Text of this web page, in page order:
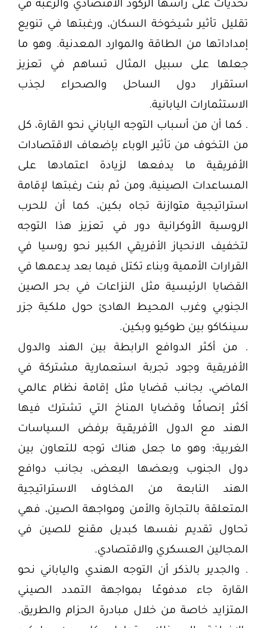
تحديات على رأسها الركود الاقتصادي والرغبة في
تقليل تأثير شيخوخة السكان، ورغبتها في تنويع
إمداداتها من الطاقة والموارد المعدنية. وهو ما
جعلها على سبيل المثال تساهم في تعزيز
استقرار دول الساحل والصحراء لجذب
الاستثمارات اليابانية.
. كما أن من أسباب التوجه الياباني نحو القارة، كل
من التخوف من تأثير الوباء بإضعاف الاقتصادات
الأفريقية ما يدفعها لزيادة اعتمادها على
المساعدات الصينية، ومن ثم بنت رغبتها لإقامة
استراتيجية متوازنة تجاه بكين، كما أن للحرب
الروسية الأوكرانية دور في تعزيز هذا التوجه
لتخفيف الانحياز الأفريقي الكبير نحو روسيا في
القرارات الأممية وبناء تكتل فيما بعد يدعمها في
القضايا الرئيسية مثل النزاعات في بحر الصين
الجنوبي وغرب المحيط الهادئ حول ملكية جزر
سينكاكو بين طوكيو وبكين.
. من أكثر الدوافع الرابطة بين الهند والدول
الأفريقية وجود تجربة استعمارية مشتركة في
الماضي، بجانب قضايا مثل إقامة نظام عالمي
أكثر إنصافًا وقضايا المناخ التي تشترك فيها
الهند مع الدول الأفريقية برفض السياسات
الغربية؛ وهو ما جعل هناك توجه للتعاون بين
دول الجنوب وبعضها البعض، بجانب دوافع
الهند النابعة من المخاوف الاستراتيجية
المتعلقة بالتجارة والأمن ومواجهة الصين، فهي
تحاول تقديم نفسها كبديل مقنع للصين في
المجالين العسكري والاقتصادي.
. والجدير بالذكر أن التوجه الهندي والياباني نحو
القارة جاء مدفوعًا بمواجهة التمدد الصيني
المتزايد خاصة من خلال مبادرة الحزام والطريق.